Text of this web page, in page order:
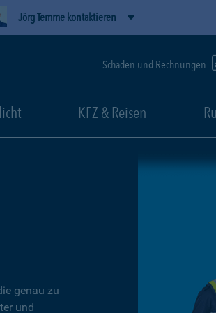
Jörg Temme kontaktieren
Schäden und Rechnungen
KFZ & Reisen
genau zu
und